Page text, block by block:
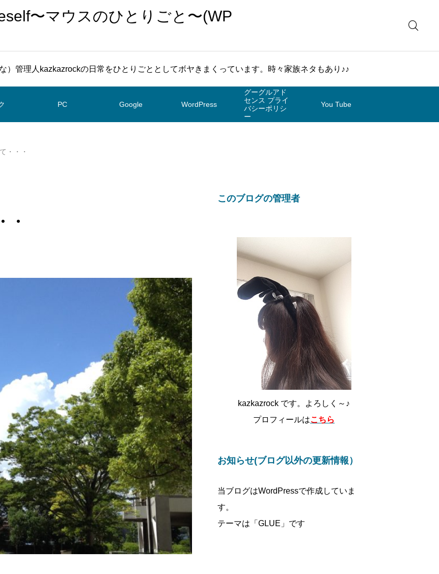
〜マウスのひとりごと〜(WP
）管理人kazkazrockの日常をひとりごととしてボヤきまくっています。時々家族ネタもあり♪♪
PC Google WordPress
グーグルアド
センス プライ
バシーポリシ
ー
You Tube
・・・
・
このブログの管理者
kazkazrock です。よろしく～♪
プロフィールはこちら
お知らせ(ブログ以外の更新情報）
当ブログはWordPressで作成していま
す。
テーマは「GLUE」です